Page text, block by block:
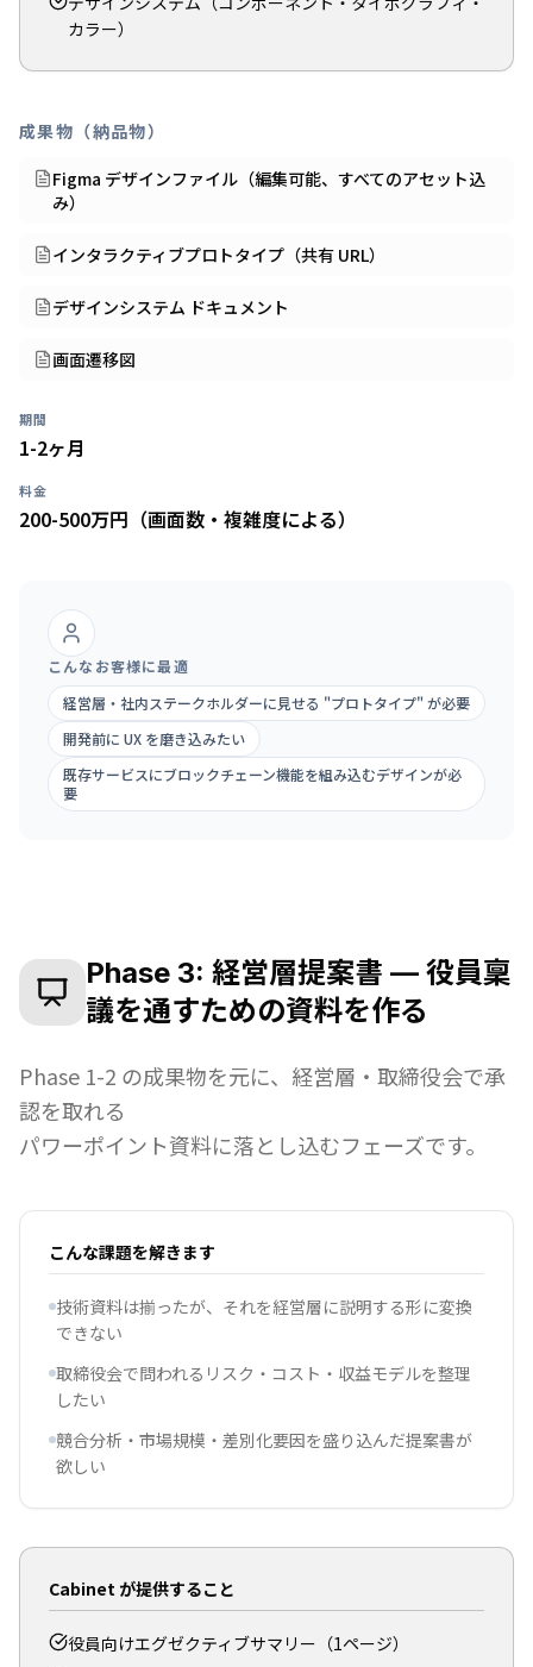
カラー）
成果物（納品物）
Figma デザインファイル（編集可能、すべてのアセット込
み）
インタラクティブプロトタイプ（共有 URL）
デザインシステム ドキュメント
画面遷移図
期間
1-2ヶ月
料金
200-500万円（画面数・複雑度による）
こんなお客様に最適
経営層・社内ステークホルダーに見せる "プロトタイプ" が必要
開発前に UX を磨き込みたい
既存サービスにブロックチェーン機能を組み込むデザインが必
要
Phase 3: 経営層提案書 — 役員稟
議を通すための資料を作る
Phase 1-2 の成果物を元に、経営層・取締役会で承
認を取れる
パワーポイント資料に落とし込むフェーズです。
こんな課題を解きます
技術資料は揃ったが、それを経営層に説明する形に変換
できない
取締役会で問われるリスク・コスト・収益モデルを整理
したい
競合分析・市場規模・差別化要因を盛り込んだ提案書が
欲しい
Cabinet が提供すること
役員向けエグゼクティブサマリー（1ページ）